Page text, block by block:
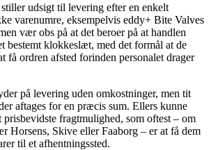
stiller udsigt til levering efter en enkelt
varenumre, eksempelvis eddy+ Bite Valves
vær obs på at det beroer på at handlen
bestemt klokkeslæt, med det formål at de
få ordren afsted forinden personalet drager
på levering uden omkostninger, men tit
aftages for en præcis sum. Ellers kunne
prisbevidste fragtmulighed, som oftest – om
Horsens, Skive eller Faaborg – er at få dem
til et afhentningssted.